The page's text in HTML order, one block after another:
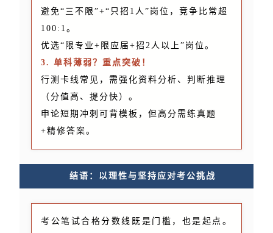
避免“三不限”+“只招1人”岗位，竞争比常超
100:1。
优选“限专业+限应届+招2人以上”岗位。
3. 单科薄弱？重点突破！
行测卡线常见，需强化资料分析、判断推理
（分值高、提分快）。
申论短期冲刺可背模板，但高分需练真题
+精修答案。
结语：以理性与坚持应对考公挑战
考公笔试合格分数线既是门槛，也是起点。